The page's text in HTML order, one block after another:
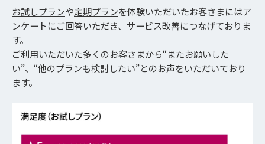
お試しプランや定期プランを体験いただいたお客さまにはア
ンケートにご回答いただき、サービス改善につなげておりま
す。
ご利用いただいた多くのお客さまから“またお願いした
い”、“他のプランも検討したい”とのお声をいただいており
ます。